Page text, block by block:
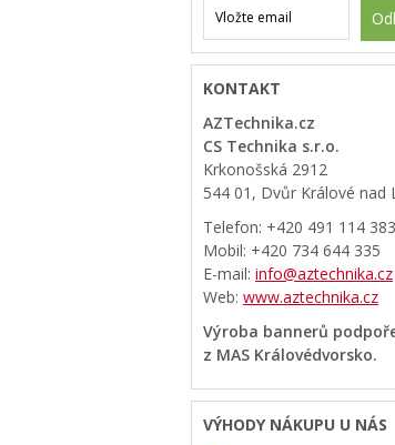
KONTAKT
AZTechnika.cz
CS Technika s.r.o.
Krkonošská 2912
544 01, Dvůr Králové nad
Telefon: +420 491 114 383
Mobil: +420 734 644 335
E-mail: info@aztechnika.cz
Web: www.aztechnika.cz
Výroba bannerů
z MAS Královédvorsko.
VÝHODY NÁKUPU U NÁS